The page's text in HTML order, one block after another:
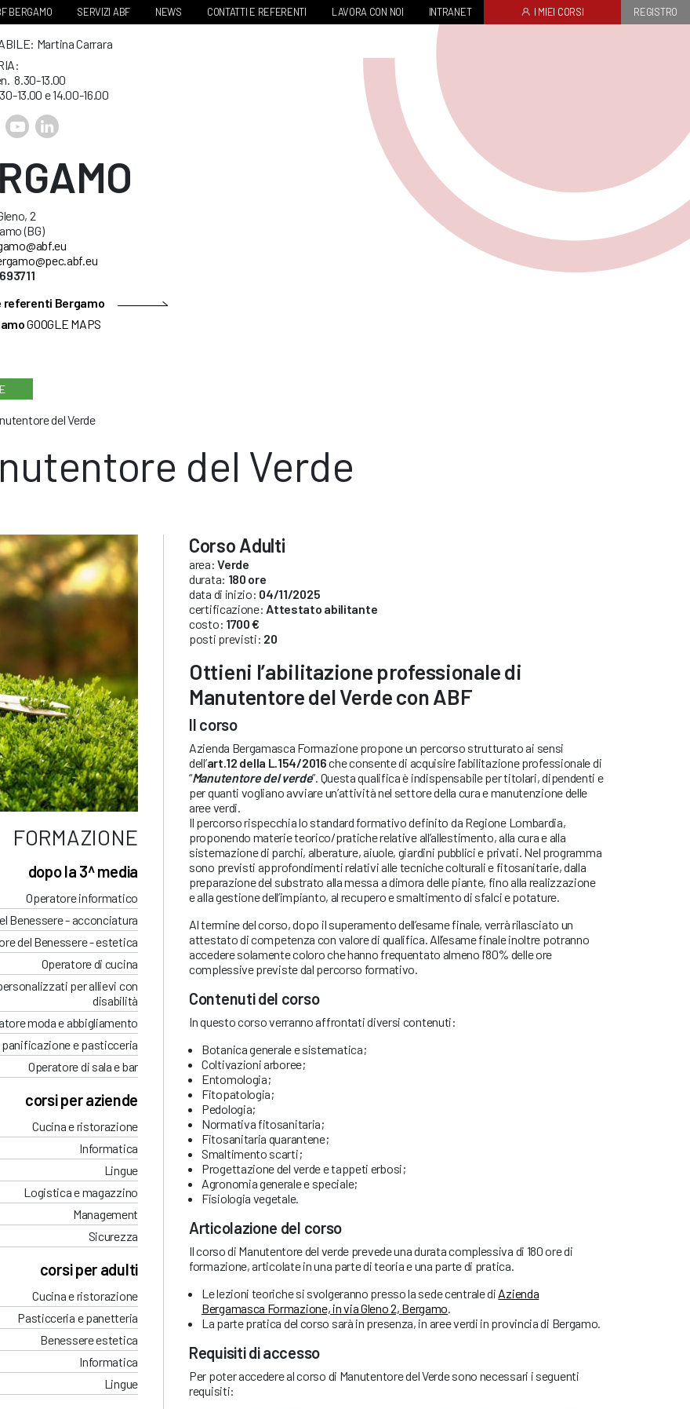
BERGAMO SERVIZI ABF NEWS CONTATTI E REFERENTI LAVORA CON NOI INTRANET I MIEI CORSI REGISTRO
Martina Carrara
8.30-13.00
13.00 e 14.00-16.00
2
(BG)
referenti Bergamo
GOOGLE MAPS
del Verde
del Verde
FORMAZIONE
dopo la 3^ media
Operatore informatico
Benessere - acconciatura
del Benessere - estetica
Operatore di cucina
per allievi con
disabilità
moda e abbigliamento
panificazione e pasticceria
Operatore di sala e bar
corsi per aziende
Cucina e ristorazione
Informatica
Lingue
Logistica e magazzino
Management
Sicurezza
corsi per adulti
Cucina e ristorazione
Pasticceria e panetteria
Benessere estetica
Informatica
Lingue
Corso Adulti
area:Verde
durata: 180 ore
data di inizio: 04/11/2025
certificazione: Attestato abilitante
costo: 1700 €
posti previsti: 20
Ottieni l’abilitazione professionale di
Manutentore del Verde con ABF
Il corso
Azienda Bergamasca Formazione propone un percorso strutturato ai sensi
dell’art.12 della L.154/2016che consente di acquisire l’abilitazione professionale di
“Manutentore del verde”. Questa qualifica è indispensabile per titolari, dipendenti e
per quanti vogliano avviare un’attività nel settore della cura e manutenzione delle
aree verdi.
Il percorso rispecchia lo standard formativo definito da Regione Lombardia,
proponendo materie teorico/pratiche relative all’allestimento, alla cura e alla
sistemazione di parchi, alberature, aiuole, giardini pubblici e privati. Nel programma
sono previsti approfondimenti relativi alle tecniche colturali e fitosanitarie, dalla
preparazione del substrato alla messa a dimora delle piante, fino alla realizzazione
e alla gestione dell’impianto, al recupero e smaltimento di sfalci e potature.
Al termine del corso, dopo il superamento dell’esame finale, verrà rilasciato un
attestato di competenza con valore di qualifica. All’esame finale inoltre potranno
accedere solamente coloro che hanno frequentato almeno l’80% delle ore
complessive previste dal percorso formativo.
Contenuti del corso
In questo corso verranno affrontati diversi contenuti:
Botanica generale e sistematica;
Coltivazioni arboree;
Entomologia;
Fitopatologia;
Pedologia;
Normativa fitosanitaria;
Fitosanitaria quarantene;
Smaltimento scarti;
Progettazione del verde e tappeti erbosi;
Agronomia generale e speciale;
Fisiologia vegetale.
Articolazione del corso
Il corso di Manutentore del verde prevede una durata complessiva di 180 ore di
formazione, articolate in una parte di teoria e una parte di pratica.
Le lezioni teoriche si svolgeranno presso la sede centrale di Azienda
Bergamasca Formazione, in via Gleno 2, Bergamo
La parte pratica del corso sarà in presenza, in aree verdi in provincia di Bergamo.
Requisiti di accesso
Per poter accedere al corso di Manutentore del Verde sono necessari i seguenti
requisiti: